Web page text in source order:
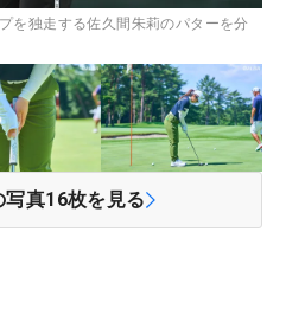
を独走する佐久間朱莉のパターを分
写真16枚を見る